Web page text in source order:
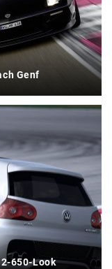
Genf
650-Look